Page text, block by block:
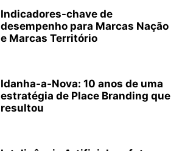
Indicadores-chave de
desempenho para Marcas Nação
e Marcas Território
Idanha-a-Nova: 10 anos de uma
estratégia de Place Branding que
resultou